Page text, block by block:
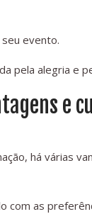
evento.
pela alegria e
e
há várias
com as